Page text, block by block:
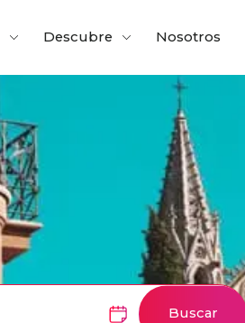
Descubre Nosotros
Buscar